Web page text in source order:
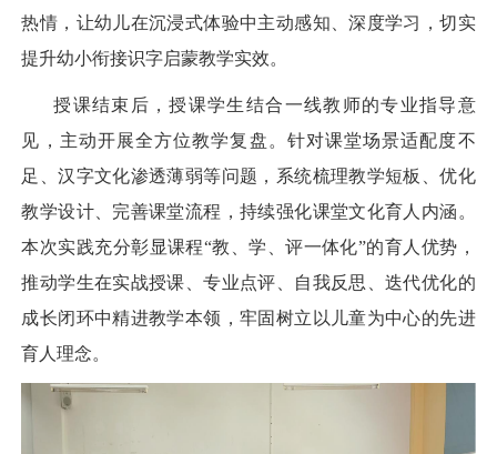
热情，让幼儿在沉浸式体验中主动感知、深度学习，切实
提升幼小衔接识字启蒙教学实效。
授课结束后，授课学生结合一线教师的专业指导意
见，主动开展全方位教学复盘。针对课堂场景适配度不
足、汉字文化渗透薄弱等问题，系统梳理教学短板、优化
教学设计、完善课堂流程，持续强化课堂文化育人内涵。
本次实践充分彰显课程“教、学、评一体化”的育人优势，
推动学生在实战授课、专业点评、自我反思、迭代优化的
成长闭环中精进教学本领，牢固树立以儿童为中心的先进
育人理念。